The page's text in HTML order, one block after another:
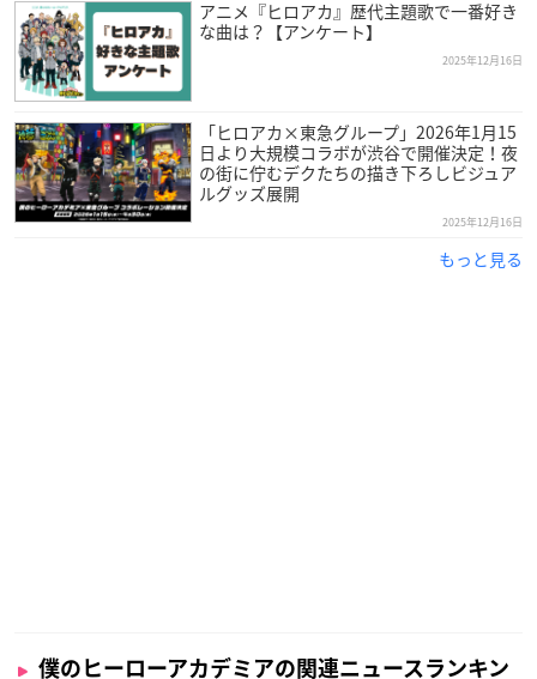
アニメ『ヒロアカ』歴代主題歌で一番好き
な曲は？【アンケート】
2025年12月16日
「ヒロアカ×東急グループ」2026年1月15
日より大規模コラボが渋谷で開催決定！夜
の街に佇むデクたちの描き下ろしビジュア
ルグッズ展開
2025年12月16日
もっと見る
僕のヒーローアカデミアの関連ニュースランキン